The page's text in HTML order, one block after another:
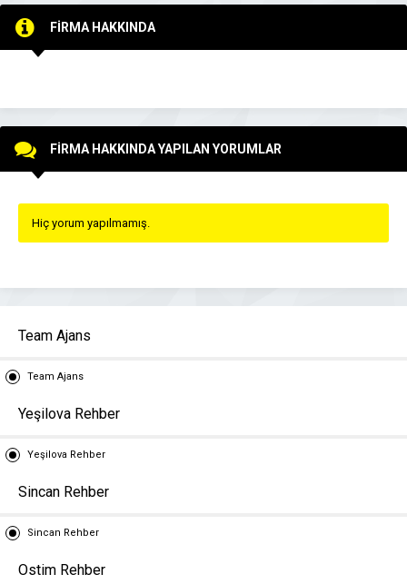
FİRMA HAKKINDA
FİRMA HAKKINDA YAPILAN YORUMLAR
Hiç yorum yapılmamış.
Team Ajans
Team Ajans
Yeşilova Rehber
Yeşilova Rehber
Sincan Rehber
Sincan Rehber
Ostim Rehber